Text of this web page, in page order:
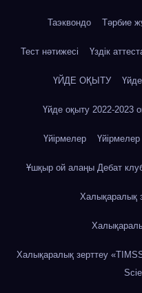
Таэквондо Тәрбие
Тест нәтижесі Үздік
ҮЙДЕ ОҚЫТУ
Үйде оқыту 2022-2023
Үйірмелер Үйірмелер
Ұшқыр ой алаңы Дебат
Халықаралық
Халықаралық зерттеу